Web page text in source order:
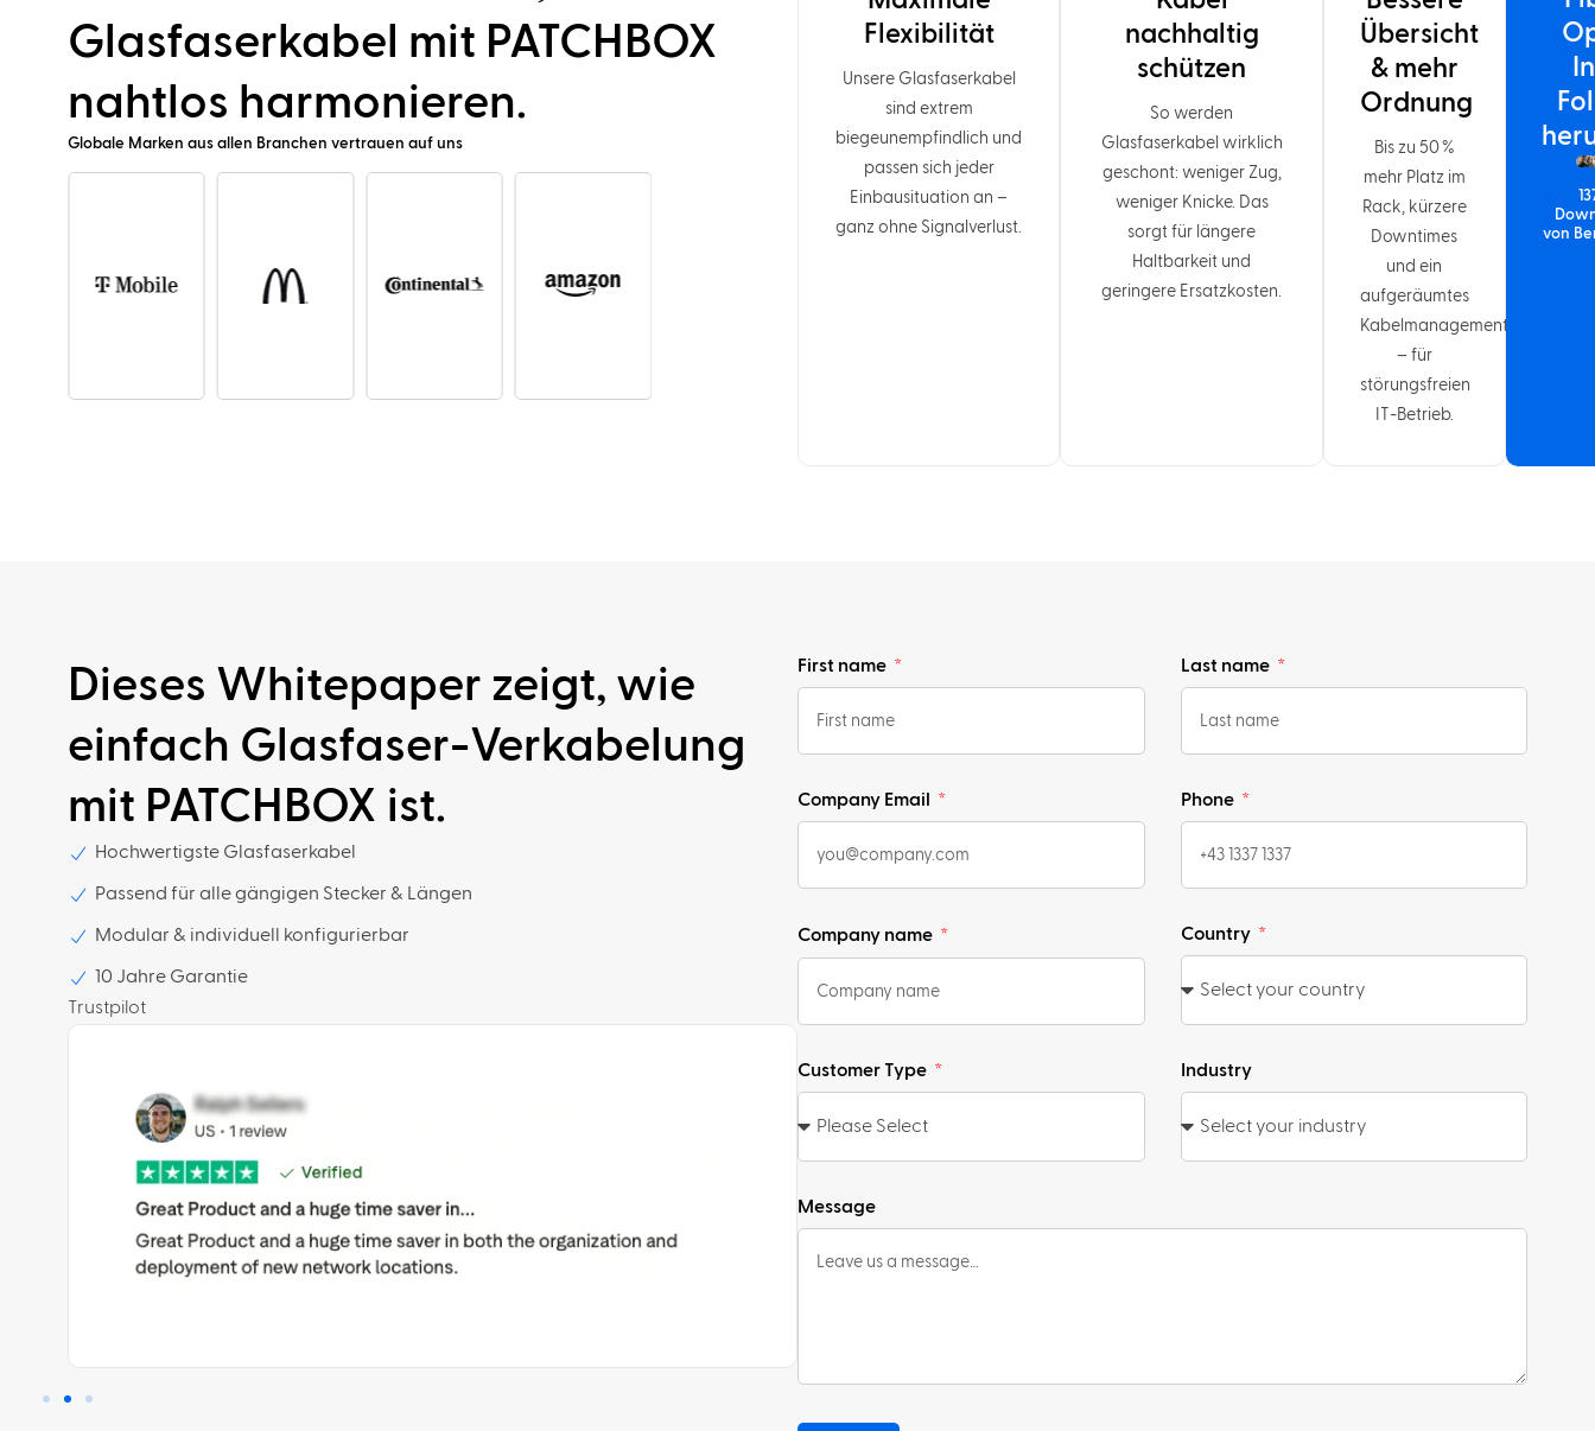
Glasfaserkabel mit PATCHBOX
nahtlos harmonieren.
Globale Marken aus allen Branchen vertrauen auf uns
Flexibilität
Unsere Glasfaserkabel
sind extrem
biegeunempfindlich und
passen sich jeder
Einbausituation an –
ganz ohne Signalverlust.
nachhaltig
schützen
So werden
Glasfaserkabel wirklich
geschont: weniger Zug,
weniger Knicke. Das
sorgt für längere
Haltbarkeit und
geringere Ersatzkosten.
Übersicht
& mehr
Ordnung
Bis zu 50 %
mehr Platz im
Rack, kürzere
Downtimes
und ein
aufgeräumtes
Kabelmanagement
– für
störungsfreien
IT-Betrieb.
von
Dieses Whitepaper zeigt, wie
einfach Glasfaser-Verkabelung
mit PATCHBOX ist.
Hochwertigste Glasfaserkabel
Passend für alle gängigen Stecker & Längen
Modular & individuell konfigurierbar
10 Jahre Garantie
Trustpilot
First name Last name
Company Email Phone
Company name Country
Customer Type Industry
Message